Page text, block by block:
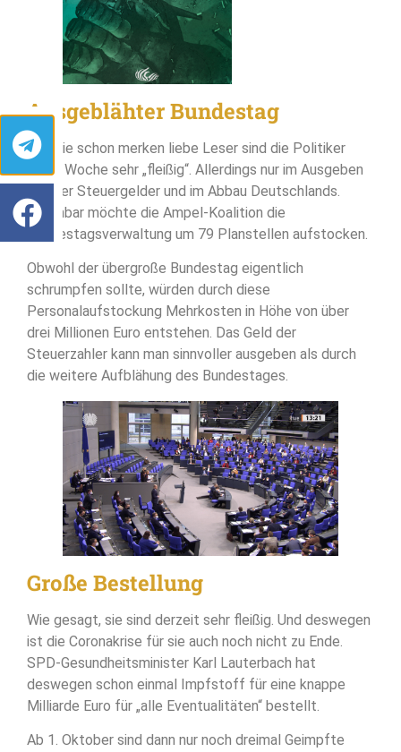
Ausgeblähter Bundestag
Wie Sie schon merken liebe Leser sind die Politiker
diese Woche sehr „fleißig“. Allerdings nur im Ausgeben
unserer Steuergelder und im Abbau Deutschlands.
Offenbar möchte die Ampel-Koalition die
Bundestagsverwaltung um 79 Planstellen aufstocken.
Obwohl der übergroße Bundestag eigentlich
schrumpfen sollte, würden durch diese
Personalaufstockung Mehrkosten in Höhe von über
drei Millionen Euro entstehen. Das Geld der
Steuerzahler kann man sinnvoller ausgeben als durch
die weitere Aufblähung des Bundestages.
Große Bestellung
Wie gesagt, sie sind derzeit sehr fleißig. Und deswegen
ist die Coronakrise für sie auch noch nicht zu Ende.
SPD-Gesundheitsminister Karl Lauterbach hat
deswegen schon einmal Impfstoff für eine knappe
Milliarde Euro für „alle Eventualitäten“ bestellt.
Ab 1. Oktober sind dann nur noch dreimal Geimpfte